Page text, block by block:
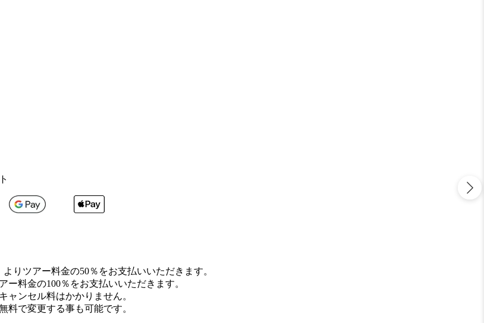
りツアー料金の50％をお支払いいただきます。
料金の100％をお支払いいただきます。
ャンセル料はかかりません。
料で変更する事も可能です。